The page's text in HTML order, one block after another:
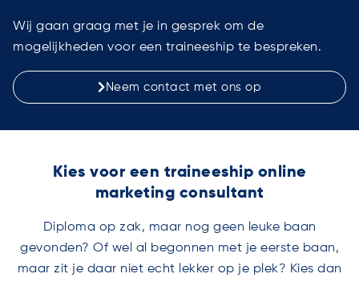
Wij gaan graag met je in gesprek om de
mogelijkheden voor een traineeship te bespreken.
Neem contact met ons op
Kies voor een traineeship online
marketing consultant
Diploma op zak, maar nog geen leuke baan
gevonden? Of wel al begonnen met je eerste baan,
maar zit je daar niet echt lekker op je plek? Kies dan